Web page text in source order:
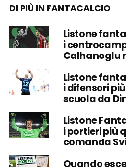
DI PIÙ IN FANTACALCIO
Listone
i
Calhanoglu
Listone
i difensori
scuola da
Listone
i portieri più
comanda
Quando